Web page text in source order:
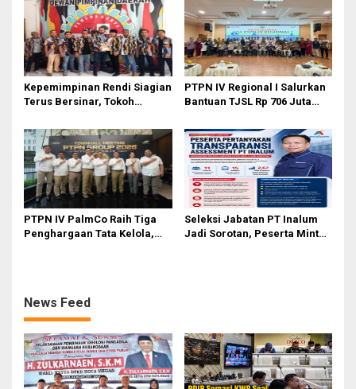
Anak
Ahmad
Kepemimpinan Rendi Siagian
Terus Bersinar, Tokoh
MJA Kota Medan
PTPN IV Regional I Salurkan
Bantuan TJSL Rp 706 Juta
Berkelanjutan
PTPN IV PalmCo Raih Tiga
Penghargaan Tata Kelola,
Seleksi Jabatan PT Inalum
Jadi Sorotan, Peserta Minta
News Feed